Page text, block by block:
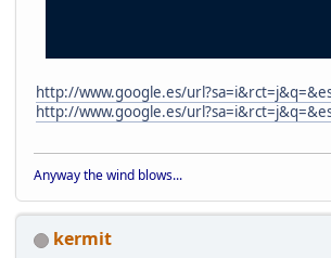
http://www.google.es/
http://www.google.es/
Anyway the wind blows...
kermit